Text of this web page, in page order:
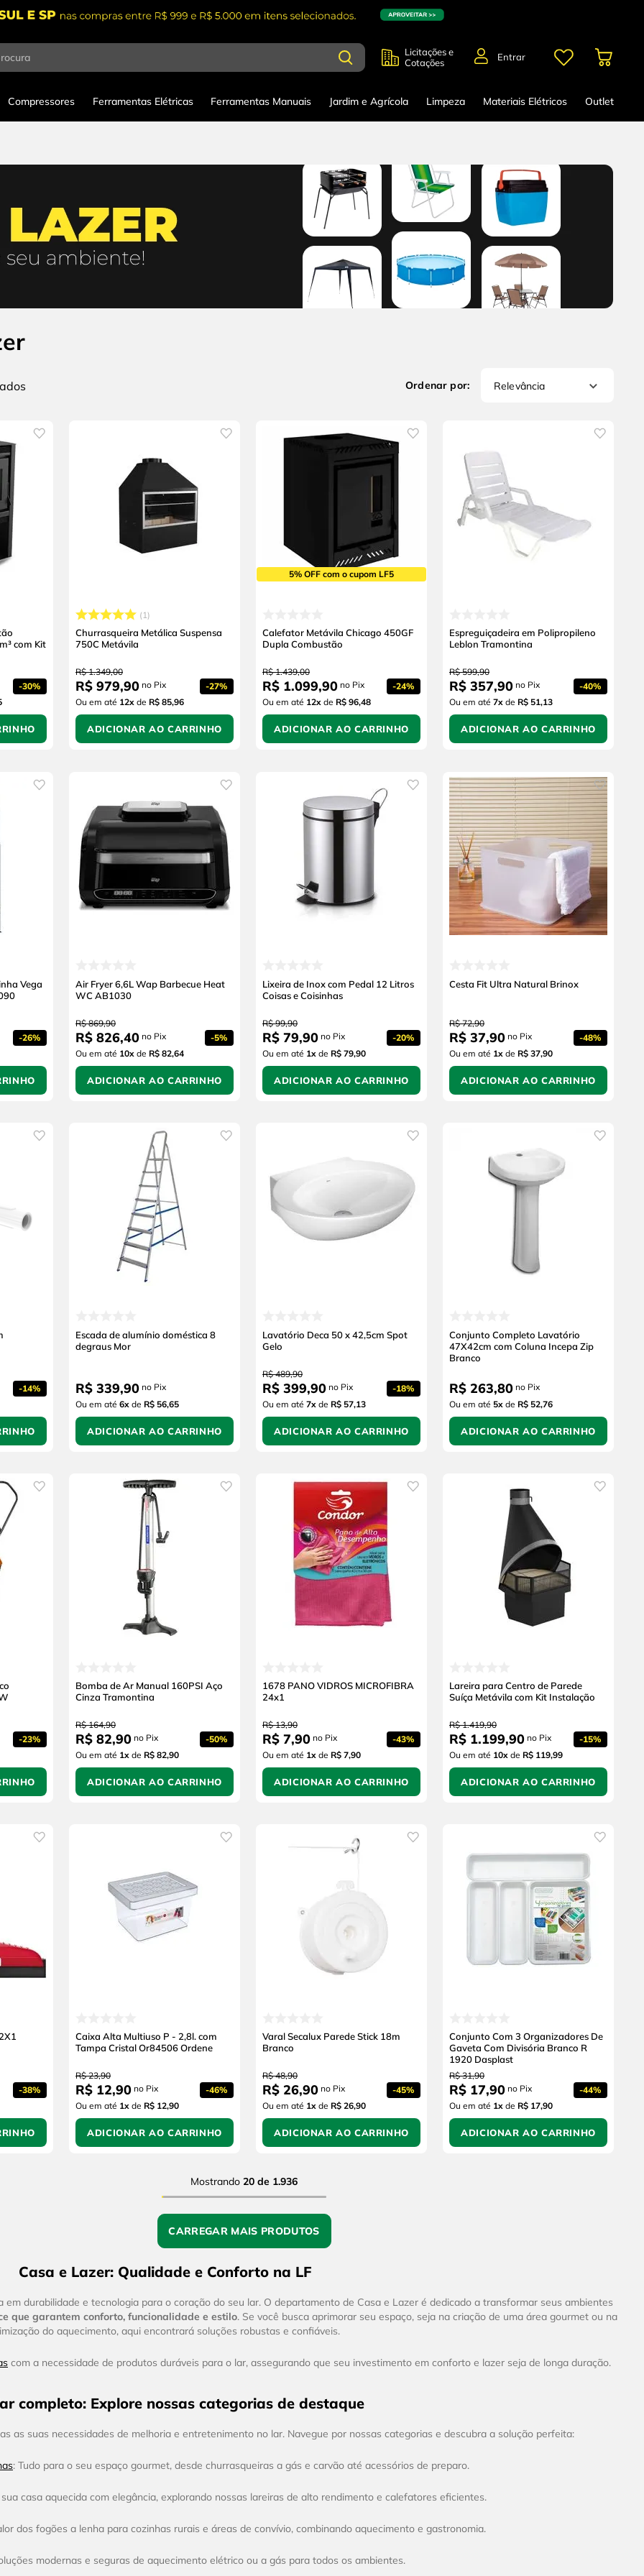
Licitações e
Cotações
Entrar
Compressores Ferramentas Elétricas Ferramentas Manuais Jardim e Agrícola Limpeza Materiais Elétricos Outlet
Relevância
com Kit
-30%
1
Churrasqueira Metálica Suspensa
750C Metávila
R$ 1.349,00
R$ 979,90 no Pix -27%
Ou em até 12x de R$ 85,96
ADICIONAR AO CARRINHO
5% OFF com o cupom LF5
Calefator Metávila Chicago 450GF
Dupla Combustão
R$ 1.439,00
R$ 1.099,90 no Pix -24%
Ou em até 12x de R$ 96,48
ADICIONAR AO CARRINHO
Espreguiçadeira em Polipropileno
Leblon Tramontina
R$ 599,90
R$ 357,90 no Pix -40%
Ou em até 7x de R$ 51,13
ADICIONAR AO CARRINHO
Vega
-26%
Air Fryer 6,6L Wap Barbecue Heat
WC AB1030
R$ 869,90
R$ 826,40 no Pix -5%
Ou em até 10x de R$ 82,64
ADICIONAR AO CARRINHO
Lixeira de Inox com Pedal 12 Litros
Coisas e Coisinhas
R$ 99,90
R$ 79,90 no Pix -20%
Ou em até 1x de R$ 79,90
ADICIONAR AO CARRINHO
Cesta Fit Ultra Natural Brinox
R$ 72,90
R$ 37,90 no Pix -48%
Ou em até 1x de R$ 37,90
ADICIONAR AO CARRINHO
-14%
Escada de alumínio doméstica 8
degraus Mor
R$ 339,90 no Pix
Ou em até 6x de R$ 56,65
ADICIONAR AO CARRINHO
Lavatório Deca 50 x 42,5cm Spot
Gelo
R$ 489,90
R$ 399,90 no Pix -18%
Ou em até 7x de R$ 57,13
ADICIONAR AO CARRINHO
Conjunto Completo Lavatório
47X42cm com Coluna Incepa Zip
Branco
R$ 263,80 no Pix
Ou em até 5x de R$ 52,76
ADICIONAR AO CARRINHO
-23%
Bomba de Ar Manual 160PSI Aço
Cinza Tramontina
R$ 164,90
R$ 82,90 no Pix -50%
Ou em até 1x de R$ 82,90
ADICIONAR AO CARRINHO
1678 PANO VIDROS MICROFIBRA
24x1
R$ 13,90
R$ 7,90 no Pix -43%
Ou em até 1x de R$ 7,90
ADICIONAR AO CARRINHO
Lareira para Centro de Parede
Suíça Metávila com Kit Instalação
R$ 1.419,90
R$ 1.199,90 no Pix -15%
Ou em até 10x de R$ 119,99
ADICIONAR AO CARRINHO
-38%
Caixa Alta Multiuso P - 2,8l. com
Tampa Cristal Or84506 Ordene
R$ 23,90
R$ 12,90 no Pix -46%
Ou em até 1x de R$ 12,90
ADICIONAR AO CARRINHO
Varal Secalux Parede Stick 18m
Branco
R$ 48,90
R$ 26,90 no Pix -45%
Ou em até 1x de R$ 26,90
ADICIONAR AO CARRINHO
Conjunto Com 3 Organizadores De
Gaveta Com Divisória Branco R
1920 Dasplast
R$ 31,90
R$ 17,90 no Pix -44%
Ou em até 1x de R$ 17,90
ADICIONAR AO CARRINHO
Mostrando 20 de 1.936
Casa e Lazer: Qualidade e Conforto na LF
em durabilidade e tecnologia para o coração do seu lar. O departamento de Casa e Lazer é dedicado a transformar seus ambientes
que garantem conforto, funcionalidade e estilo. Se você busca aprimorar seu espaço, seja na criação de uma área gourmet ou na
do aquecimento, aqui encontrará soluções robustas e confiáveis.
com a necessidade de produtos duráveis para o lar, assegurando que seu investimento em conforto e lazer seja de longa duração.
completo: Explore nossas categorias de destaque
as suas necessidades de melhoria e entretenimento no lar. Navegue por nossas categorias e descubra a solução perfeita:
: Tudo para o seu espaço gourmet, desde churrasqueiras a gás e carvão até acessórios de preparo.
casa aquecida com elegância, explorando nossas lareiras de alto rendimento e calefatores eficientes.
dos fogões a lenha para cozinhas rurais e áreas de convívio, combinando aquecimento e gastronomia.
modernas e seguras de aquecimento elétrico ou a gás para todos os ambientes.